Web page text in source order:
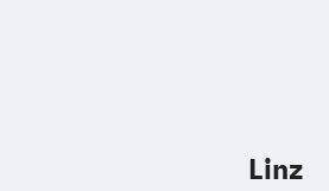
Linz